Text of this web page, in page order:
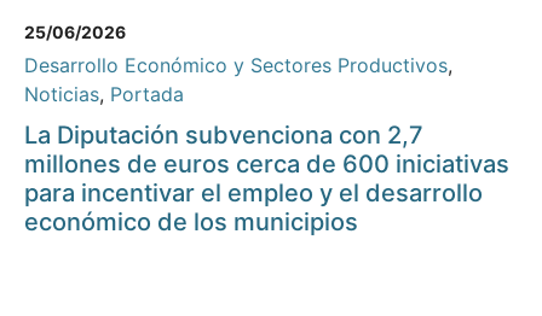
25/06/2026
Desarrollo Económico y Sectores Productivos,
Noticias, Portada
La Diputación subvenciona con 2,7
millones de euros cerca de 600 iniciativas
para incentivar el empleo y el desarrollo
económico de los municipios